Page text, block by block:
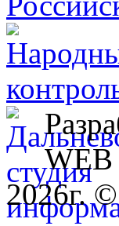
WEB
2026г.